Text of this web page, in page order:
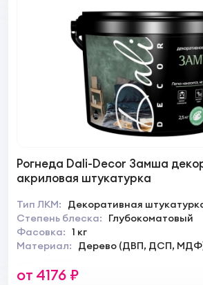
Рогнеда Dali-Decor Замша
акриловая штукатурка
Тип ЛКМ:
Декоративная
Степень блеска:
Глубокоматовый
Фасовка: 1 кг
Материал:
Дерево (ДВП, ДСП,
от 4176 ₽